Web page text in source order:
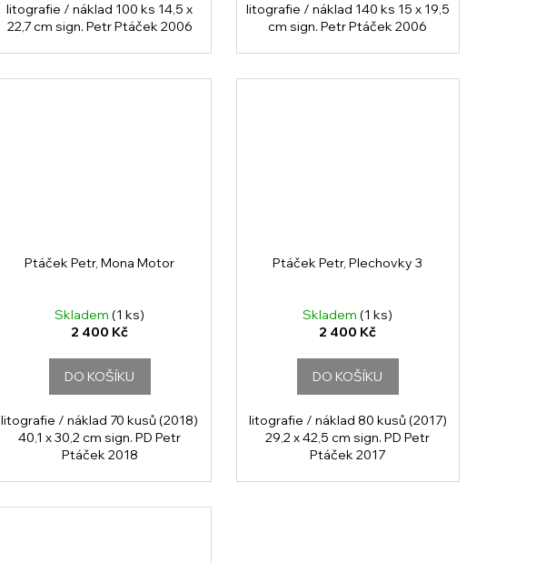
litografie / náklad 100 ks 14,5 x
22,7 cm sign. Petr Ptáček 2006
litografie / náklad 140 ks 15 x 19,5
cm sign. Petr Ptáček 2006
Ptáček Petr, Mona Motor
Skladem(1 ks)
2 400 Kč
DO KOŠÍKU
litografie / náklad 70 kusů (2018)
40,1 x 30,2 cm sign. PD Petr
Ptáček 2018
Ptáček Petr, Plechovky 3
Skladem(1 ks)
2 400 Kč
DO KOŠÍKU
litografie / náklad 80 kusů (2017)
29,2 x 42,5 cm sign. PD Petr
Ptáček 2017